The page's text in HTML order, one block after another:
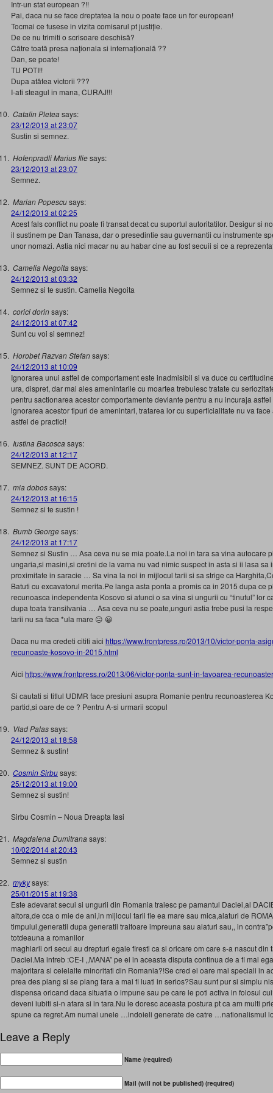
Intr-un stat european ?!!
Pai, daca nu se face dreptatea la nou o poate face un for european!
Tocmai ce fusese in vizita comisarul pt justiție.
De ce nu trimiti o scrisoare deschisă?
Către toată presa naționala si internațională ??
Dan, se poate!
TU POTI!!
Dupa atâtea victorii ???
I-ati steagul in mana, CURAJ!!!
Catalin Pleteasays:
23/12/2013 at 23:07
Sustin si semnez.
Hofenpradli Marius Iliesays:
23/12/2013 at 23:07
Semnez.
Marian Popescusays:
24/12/2013 at 02:25
Acest fals conflict nu poate fi transat decat cu suportul autoritatilor. Desigur si
il sustinem pe Dan Tanasa, dar o presedintie sau guvernantii cu instrumente
unor nomazi. Astia nici macar nu au habar cine au fost secuii si ce a
Camelia Negoitasays:
24/12/2013 at 03:32
Semnez si te sustin. Camelia Negoita
corici dorinsays:
24/12/2013 at 07:42
Sunt cu voi si semnez!
Horobet Razvan Stefansays:
24/12/2013 at 10:09
Ignorarea unui astfel de comportament este inadmisibil si va duce cu
ura, dispret, dar mai ales amenintarile cu moartea trebuiesc tratate cu
pentru sactionarea acestor comportamente deviante pentru a nu incuraja
ignorarea acestor tipuri de amenintari, tratarea lor cu superficialitate nu va
astfel de practici!
Iustina Bacoscasays:
24/12/2013 at 12:17
SEMNEZ. SUNT DE ACORD.
mia dobossays:
24/12/2013 at 16:15
Semnez si te sustin !
Bumb Georgesays:
24/12/2013 at 17:17
Semnez si Sustin … Asa ceva nu se mia poate.La noi in tara sa vina autocare
ungaria,si masini,si cretini de la vama nu vad nimic suspect in asta si ii lasa sa
proximitate in saracie … Sa vina la noi in mijlocul tarii si sa strige ca
Batuti cu excavatorul merita.Pe langa asta ponta a promis ca in 2015 dupa ce
recunoasca independenta Kosovo si atunci o sa vina si ungurii cu “tinutul” lor
dupa toata transilvania … Asa ceva nu se poate,unguri astia trebe pusi la
tarii nu sa faca *ula mare 😐 😀
Daca nu ma credeti cititi aici https://www.frontpress.ro/2013/10/victor-ponta-
recunoaste-kosovo-in-2015.html
Aici https://www.frontpress.ro/2013/06/victor-ponta-sunt-in-favoarea-
Si cautati si titlul UDMR face presiuni asupra Romanie pentru recunoasterea
partid,si oare de ce ? Pentru A-si urmarii scopul
Vlad Palassays:
24/12/2013 at 18:58
Semnez & sustin!
Cosmin Sirbusays:
25/12/2013 at 19:00
Semnez si sustin!
Sirbu Cosmin – Noua Dreapta Iasi
Magdalena Dumitranasays:
10/02/2014 at 20:43
Semnez si sustin
mykysays:
25/01/2015 at 19:38
Este adevarat secui si ungurii din Romania traiesc pe pamantul Daciei,al
altora,de cca o mie de ani,in mijlocul tarii fie ea mare sau mica,alaturi de
timpului,generatii dupa generatii traitoare impreuna sau alaturi sau,, in
totdeauna a romanilor
maghiarii ori secui au drepturi egale firesti ca si oricare om care s-a nascut din
Daciei.Ma intreb :CE-I ,,MANA” pe ei in aceasta disputa continua de a fi mai
majoritara si celelalte minoritati din Romania?!Se cred ei oare mai speciali in
prea des plang si se plang fara a mai fi luati in serios?Sau sunt pur si simplu
dispensa oricand daca situatia o impune sau pe care le poti activa in folosul
deveni iubiti si-n afara si in tara.Nu le doresc aceasta postura pt ca am multi
spune ca regret.Am numai unele …indoieli generate de catre …nationalismul
Leave a Reply
Name (required)
Mail (will not be published) (required)